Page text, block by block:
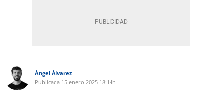
Ángel Álvarez
Publicada 15 enero 2025 18:14h